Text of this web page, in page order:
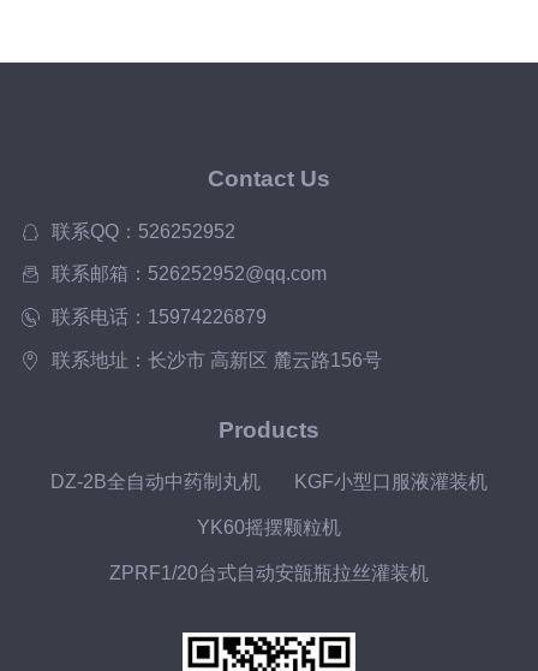
Contact Us
联系QQ：526252952
联系邮箱：526252952@qq.com
联系电话：15974226879
联系地址：长沙市 高新区 麓云路156号
Products
DZ-2B全自动中药制丸机 KGF小型口服液灌装机
YK60摇摆颗粒机
ZPRF1/20台式自动安瓿瓶拉丝灌装机